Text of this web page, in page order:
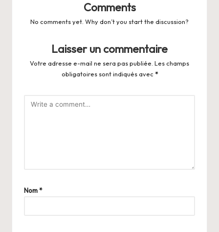
Comments
No comments yet. Why don’t you start the discussion?
Laisser un commentaire
Votre adresse e-mail ne sera pas publiée. Les champs
obligatoires sont indiqués avec *
Nom*